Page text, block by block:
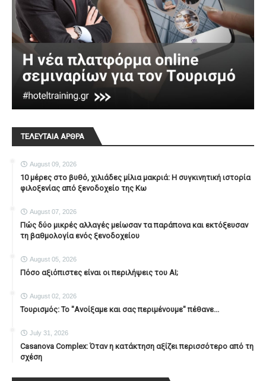
ΤΕΛΕΥΤΑΙΑ ΑΡΘΡΑ
August 09, 2026
10 μέρες στο βυθό, χιλιάδες μίλια μακριά: Η συγκινητική ιστορία
φιλοξενίας από ξενοδοχείο της Κω
August 07, 2026
Πώς δύο μικρές αλλαγές μείωσαν τα παράπονα και εκτόξευσαν
τη βαθμολογία ενός ξενοδοχείου
August 05, 2026
Πόσο αξιόπιστες είναι οι περιλήψεις του ΑΙ;
August 02, 2026
Τουρισμός: Το "Ανοίξαμε και σας περιμένουμε" πέθανε...
July 31, 2026
Casanova Complex: Όταν η κατάκτηση αξίζει περισσότερο από τη
σχέση